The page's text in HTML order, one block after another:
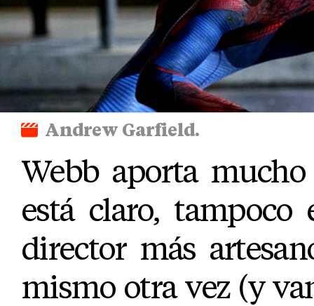
Andrew Garfield.
Webb aporta
está claro, tampoco
director más
mismo otra vez (y